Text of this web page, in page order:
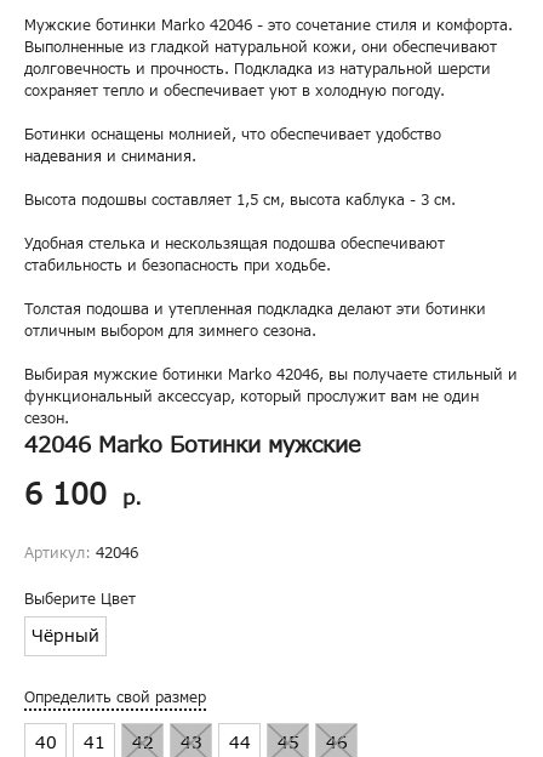
Мужские ботинки Marko 42046 - это сочетание стиля и комфорта.
Выполненные из гладкой натуральной кожи, они обеспечивают
долговечность и прочность. Подкладка из натуральной шерсти
сохраняет тепло и обеспечивает уют в холодную погоду.
Ботинки оснащены молнией, что обеспечивает удобство
надевания и снимания.
Высота подошвы составляет 1,5 см, высота каблука - 3 см.
Удобная стелька и нескользящая подошва обеспечивают
стабильность и безопасность при ходьбе.
Толстая подошва и утепленная подкладка делают эти ботинки
отличным выбором для зимнего сезона.
Выбирая мужские ботинки Marko 42046, вы получаете стильный и
функциональный аксессуар, который прослужит вам не один
сезон.
42046 Marko Ботинки мужские
6 100 р.
Артикул: 42046
Выберите Цвет
Чёрный
Определить свой размер
40 41 42 43 44 45 46